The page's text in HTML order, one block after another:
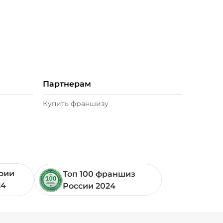
Партнерам
Купить франшизу
Топ 100 франшиз
России 2024